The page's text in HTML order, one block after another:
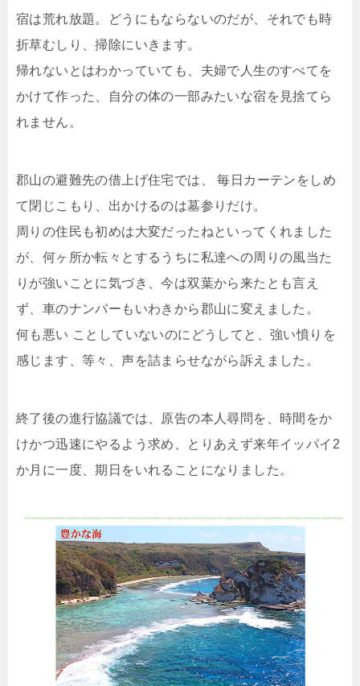
宿は荒れ放題。どうにもならないのだが、それでも時
折草むしり、掃除にいきます。
帰れないとはわかっていても、夫婦で人生のすべてを
かけて作った、自分の体の一部みたいな宿を見捨てら
れません。
郡山の避難先の借上げ住宅では、 毎日カーテンをしめ
て閉じこもり、出かけるのは墓参りだけ。
周りの住民も初めは大変だったねといってくれました
が、何ヶ所か転々とするうちに私達への周りの風当た
りが強いことに気づき、今は双葉から来たとも言え
ず、車のナンバーもいわきから郡山に変えました。
何も悪い ことしていないのにどうしてと、強い憤りを
感じます、等々、声を詰まらせながら訴えました。
終了後の進行協議では、原告の本人尋問を、時間をか
けかつ迅速にやるよう求め、とりあえず来年イッパイ2
か月に一度、期日をいれることになりました。